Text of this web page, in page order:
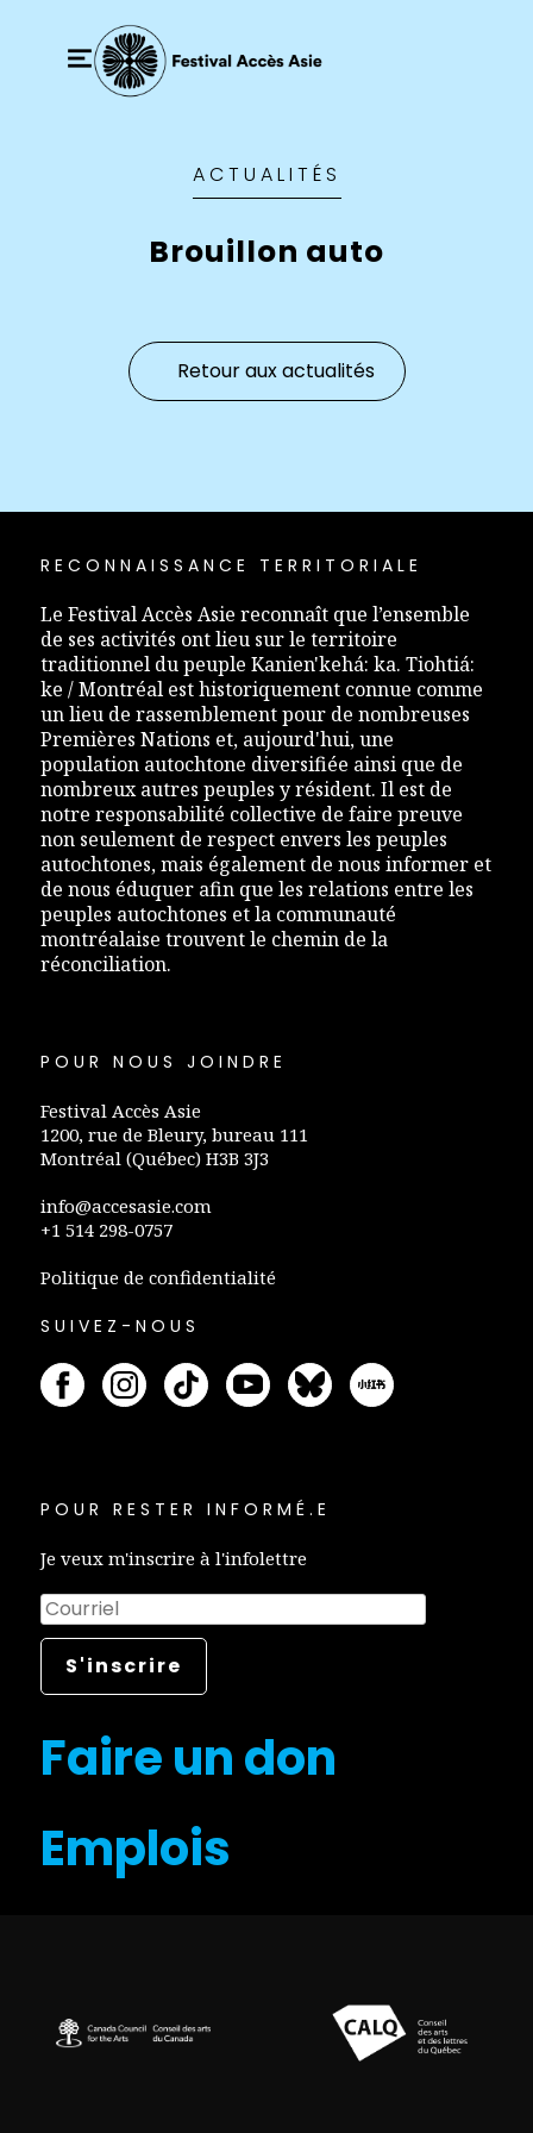
ACTUALITÉS
Brouillon auto
Retour aux actualités
RECONNAISSANCE TERRITORIALE
Le Festival Accès Asie reconnaît que l’ensemble
de ses activités ont lieu sur le territoire
traditionnel du peuple Kanien'kehá: ka. Tiohtiá:
ke / Montréal est historiquement connue comme
un lieu de rassemblement pour de nombreuses
Premières Nations et, aujourd'hui, une
population autochtone diversifiée ainsi que de
nombreux autres peuples y résident. Il est de
notre responsabilité collective de faire preuve
non seulement de respect envers les peuples
autochtones, mais également de nous informer et
de nous éduquer afin que les relations entre les
peuples autochtones et la communauté
montréalaise trouvent le chemin de la
réconciliation.
POUR NOUS JOINDRE
Festival Accès Asie
1200, rue de Bleury, bureau 111
Montréal (Québec) H3B 3J3
info@accesasie.com
+1 514 298-0757
Politique de confidentialité
SUIVEZ-NOUS
POUR RESTER INFORMÉ.E
Je veux m'inscrire à l'infolettre
Faire un don
Emplois